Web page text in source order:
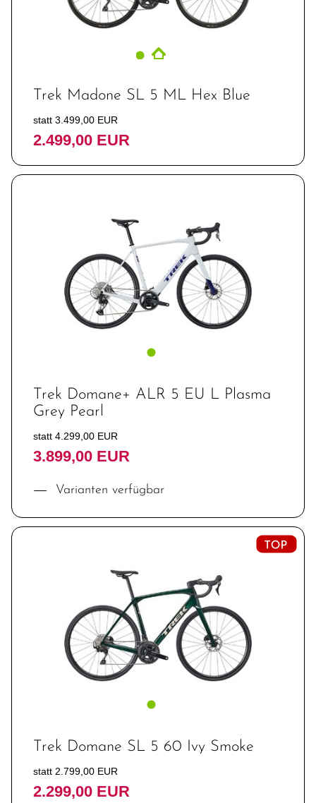
Trek Madone SL 5 ML Hex Blue
statt 3.499,00 EUR
2.499,00 EUR
Trek Domane+ ALR 5 EU L Plasma
Grey Pearl
statt 4.299,00 EUR
3.899,00 EUR
Varianten verfügbar
Trek Domane SL 5 60 Ivy Smoke
statt 2.799,00 EUR
2.299,00 EUR